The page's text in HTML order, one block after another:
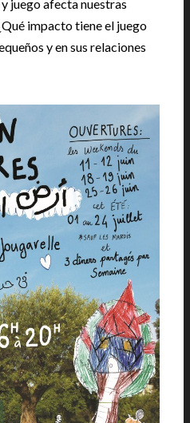
juego afecta nuestras
impacto tiene el juego
y en sus relaciones